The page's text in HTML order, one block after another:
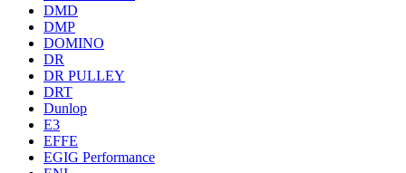
DMD
DMP
DOMINO
DR
DR PULLEY
DRT
Dunlop
E3
EFFE
EGIG Performance